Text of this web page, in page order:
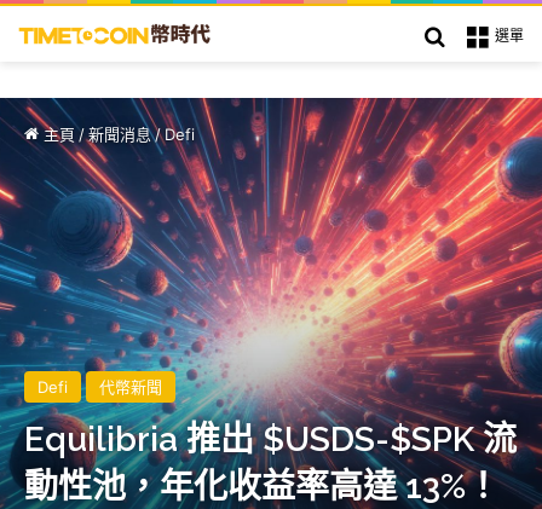
選單
搜索
主頁 /新聞消息/ Defi
Defi 代幣新聞
Equilibria 推出 $USDS-$SPK 流
動性池，年化收益率高達 13%！